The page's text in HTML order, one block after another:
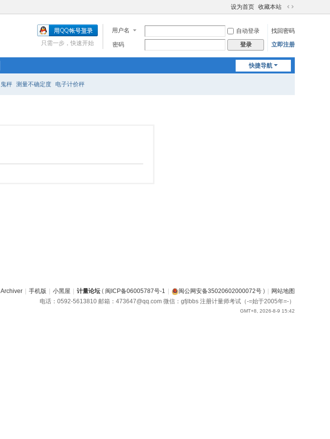
设为首页 收藏本站
切
到
宽
用户名 自动登录
找回密码
密码
登录 立即注册
只需一步，快速开始
快捷导航
鬼秤 测量不确定度 电子计价秤
Archiver 手机版 小黑屋 计量论坛 ( 闽ICP备06005787号-1 闽公网安备35020602000072号 )
网站地图
电话：0592-5613810 邮箱：473647@qq.com 微信：gfjlbbs 注册计量师考试（-=始于2005年=-）
GMT+8, 2026-8-9 15:42